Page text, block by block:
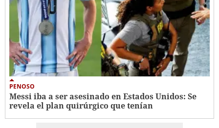
PENOSO
Messi iba a ser asesinado en Estados Unidos: Se
revela el plan quirúrgico que tenían